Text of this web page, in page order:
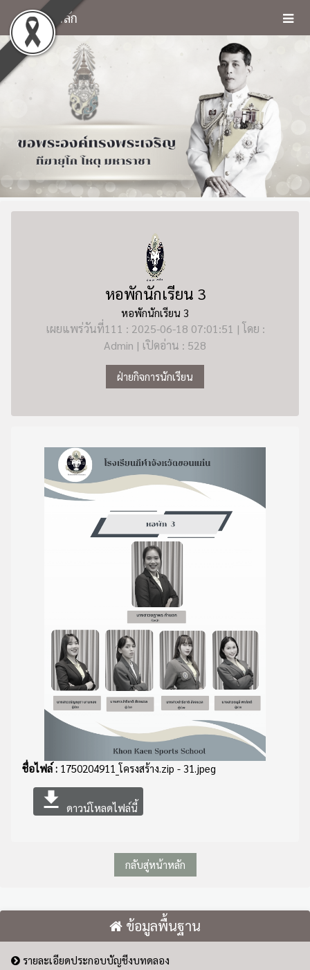
หน้าหลัก
หอพักนักเรียน 3
หอพักนักเรียน 3
เผยแพร่วันที่111 : 2025-06-18 07:01:51 | โดย :
Admin | เปิดอ่าน : 528
ฝ่ายกิจการนักเรียน
ชื่อไฟล์ : 1750204911_โครงสร้าง.zip - 31.jpeg
file_download ดาวน์โหลดไฟล์นี้
กลับสู่หน้าหลัก
ข้อมูลพื้นฐาน
รายละเอียดประกอบบัญชีงบทดลอง